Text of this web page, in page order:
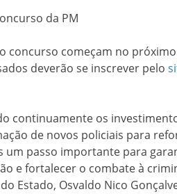
da PM
concurso começam no
deverão se inscrever pelo
continuamente os
de novos policiais para
um passo importante para
e fortalecer o combate à
Estado, Osvaldo Nico